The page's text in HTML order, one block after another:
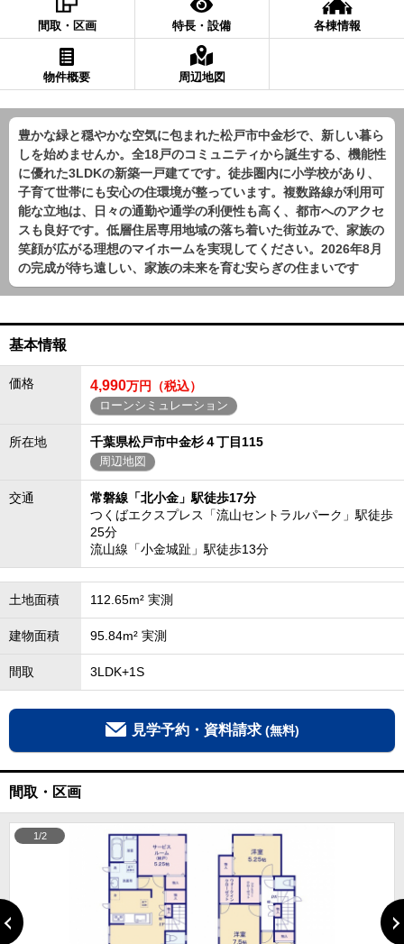
間取・区画 特長・設備 各棟情報
物件概要 周辺地図
豊かな緑と穏やかな空気に包まれた松戸市中金杉で、新しい暮ら
しを始めませんか。全18戸のコミュニティから誕生する、機能性
に優れた3LDKの新築一戸建てです。徒歩圏内に小学校があり、
子育て世帯にも安心の住環境が整っています。複数路線が利用可
能な立地は、日々の通勤や通学の利便性も高く、都市へのアクセ
スも良好です。低層住居専用地域の落ち着いた街並みで、家族の
笑顔が広がる理想のマイホームを実現してください。2026年8月
の完成が待ち遠しい、家族の未来を育む安らぎの住まいです
基本情報
価格 4,990万円（税込）
ローンシミュレーション
所在地 千葉県松戸市中金杉４丁目115
周辺地図
交通
常磐線「北小金」駅徒歩17分
つくばエクスプレス「流山セントラルパーク」駅徒歩
25分
流山線「小金城趾」駅徒歩13分
土地面積 112.65m² 実測
建物面積 95.84m² 実測
間取 3LDK+1S
見学予約・資料請求 (無料)
間取・区画
1/2